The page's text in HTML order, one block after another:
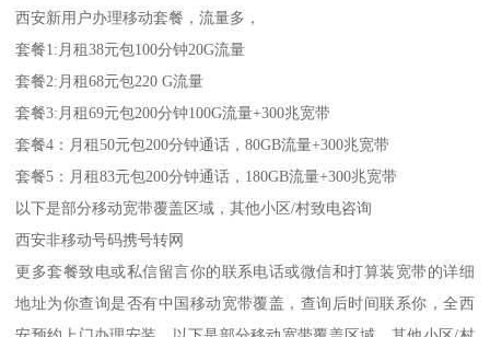
西安新用户办理移动套餐，流量多，
套餐1:月租38元包100分钟20G流量
套餐2:月租68元包220 G流量
套餐3:月租69元包200分钟100G流量+300兆宽带
套餐4：月租50元包200分钟通话，80GB流量+300兆宽带
套餐5：月租83元包200分钟通话，180GB流量+300兆宽带
以下是部分移动宽带覆盖区域，其他小区/村致电咨询
西安非移动号码携号转网
更多套餐致电或私信留言你的联系电话或微信和打算装宽带的详细
地址为你查询是否有中国移动宽带覆盖，查询后时间联系你，全西